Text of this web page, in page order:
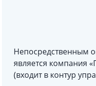
Непосредственным
является компания
(входит в контур